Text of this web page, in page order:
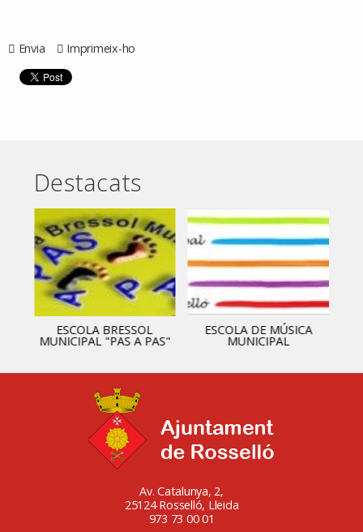
Envia Imprimeix-ho
Destacats
ESCOLA BRESSOL
MUNICIPAL "PAS A PAS"
ESCOLA DE MÚSICA
MUNICIPAL
Av. Catalunya, 2,
25124 Rosselló, Lleida
973 73 00 01